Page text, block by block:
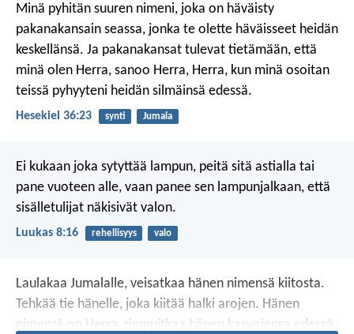
Minä pyhitän suuren nimeni, joka on häväisty
pakanakansain seassa, jonka te olette häväisseet heidän
keskellänsä. Ja pakanakansat tulevat tietämään, että
minä olen Herra, sanoo Herra, Herra, kun minä osoitan
teissä pyhyyteni heidän silmäinsä edessä.
Hesekiel 36:23 synti Jumala
Ei kukaan joka sytyttää lampun, peitä sitä astialla tai
pane vuoteen alle, vaan panee sen lampunjalkaan, että
sisälletulijat näkisivät valon.
Luukas 8:16 rehellisyys valo
Laulakaa Jumalalle, veisatkaa hänen nimensä kiitosta.
Tehkää tie hänelle, joka kiitää halki arojen. Hänen
nimensä on Herra,
riemuitkaa hänen kasvojensa edessä.